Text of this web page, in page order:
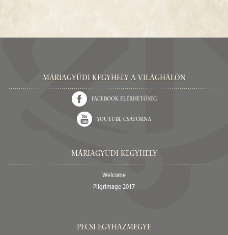
Máriagyűdi Kegyhely a világhálón
Facebook elérhetőség
Youtube csatorna
Máriagyűdi Kegyhely
Welcome
Pilgrimage 2017
Pécsi egyházmegye